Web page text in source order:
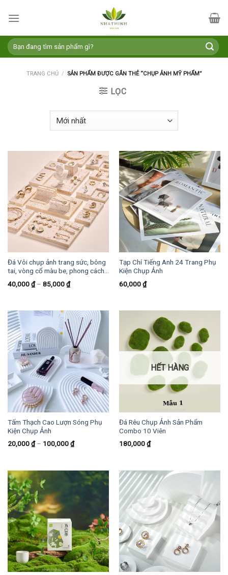
Tìm
kiếm:
TRANG CHỦ / SẢN PHẨM ĐƯỢC GẮN THẺ “CHỤP ẢNH MỸ PHẨM”
LỌC
Đá Vôi chụp ảnh trang sức, bông
tai, vòng cổ màu be, phong cách
ins.
40,000₫– 85,000₫
Tạp Chí Tiếng Anh 24 Trang Phụ
Kiện Chụp Ảnh
60,000₫
Tấm Thạch Cao Lượn Sóng Phụ
Kiện Chụp Ảnh
20,000₫– 100,000₫
HẾT HÀNG
Đá Rêu Chụp Ảnh Sản Phẩm
Combo 10 Viên
180,000₫